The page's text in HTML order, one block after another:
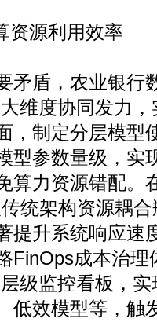
源利用效率
盾，农业银行
维度协同发力
，制定分层模型
型参数量级，实
算力资源错配。
统架构资源耦
提升系统响应速
FinOps成本治理
级监控看板，实
低效模型等，触